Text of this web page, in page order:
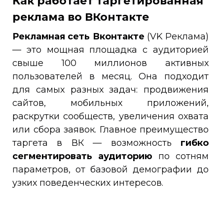
реклама во ВКонтакте
Рекламная сеть Вконтакте (VK Реклама)
— это мощная площадка с аудиторией
свыше 100 миллионов активных
пользователей в месяц. Она подходит
для самых разных задач: продвижения
сайтов, мобильных приложений,
раскрутки сообществ, увеличения охвата
или сбора заявок. Главное преимущество
таргета в ВК — возможность гибко
сегментировать аудиторию по сотням
параметров, от базовой демографии до
узких поведенческих интересов.